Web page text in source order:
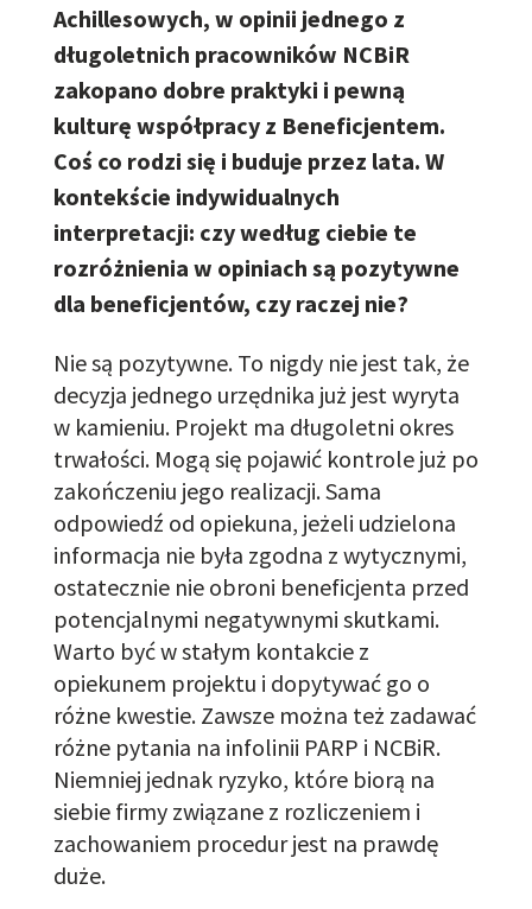
Achillesowych, w opinii jednego z
długoletnich pracowników NCBiR
zakopano dobre praktyki i pewną
kulturę współpracy z Beneficjentem.
Coś co rodzi się i buduje przez lata. W
kontekście indywidualnych
interpretacji: czy według ciebie te
rozróżnienia w opiniach są pozytywne
dla beneficjentów, czy raczej nie?
Nie są pozytywne. To nigdy nie jest tak, że
decyzja jednego urzędnika już jest wyryta
w kamieniu. Projekt ma długoletni okres
trwałości. Mogą się pojawić kontrole już po
zakończeniu jego realizacji. Sama
odpowiedź od opiekuna, jeżeli udzielona
informacja nie była zgodna z wytycznymi,
ostatecznie nie obroni beneficjenta przed
potencjalnymi negatywnymi skutkami.
Warto być w stałym kontakcie z
opiekunem projektu i dopytywać go o
różne kwestie. Zawsze można też zadawać
różne pytania na infolinii PARP i NCBiR.
Niemniej jednak ryzyko, które biorą na
siebie firmy związane z rozliczeniem i
zachowaniem procedur jest na prawdę
duże.